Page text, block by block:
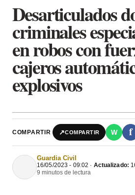
Desarticulados
criminales
en robos con
cajeros
explosivos
COMPARTIR ↗COMPARTIR W f
Guardia Civil
16/05/2023 - 09:02 · Actualizado:
9 minutos de lectura